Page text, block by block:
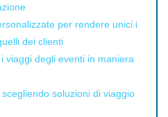
per rendere unici i
dei clienti
viaggi degli eventi in maniera
soluzioni di viaggio